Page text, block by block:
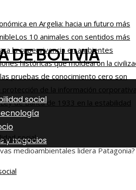
en Argelia: hacia un futuro más
Los 10 animales con sentidos más
la supervivencia en ambientes
históricas que moldearon la
pruebas de conocimiento cero son
protección de la información
de Banca de 1933 en la estabilidad
DE BOLIVIA
social
y negocios
social
medioambientales lidera Patagonia?